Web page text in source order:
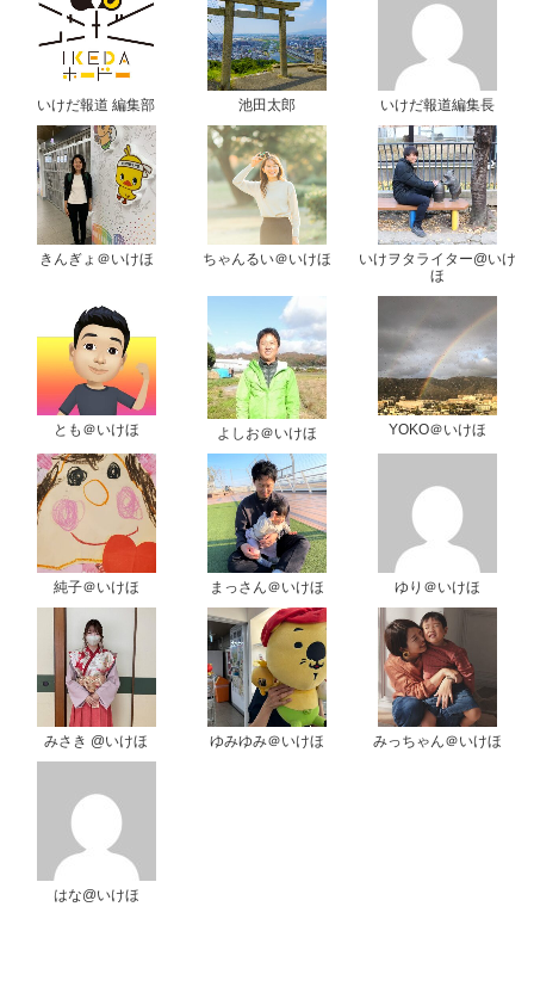
いけだ報道 編集部 池田太郎 いけだ報道編集長
きんぎょ＠いけほ ちゃんるい＠いけほ
いけヲタライター@いけ
ほ
とも＠いけほ よしお＠いけほ YOKO＠いけほ
純子＠いけほ まっさん＠いけほ ゆり＠いけほ
みさき @いけほ ゆみゆみ＠いけほ みっちゃん＠いけほ
はな@いけほ